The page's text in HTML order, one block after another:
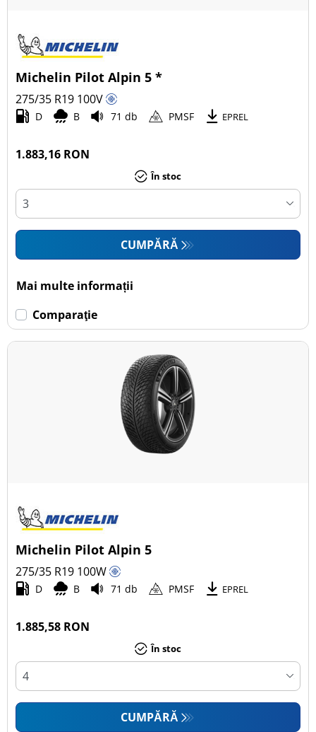
Michelin Pilot Alpin 5 *
275/35 R19 100V
D B 71 db PMSF EPREL
1.883,16 RON
În stoc
CUMPĂRĂ
Mai multe informații
Comparaţie
Michelin Pilot Alpin 5
275/35 R19 100W
D B 71 db PMSF EPREL
1.885,58 RON
În stoc
CUMPĂRĂ